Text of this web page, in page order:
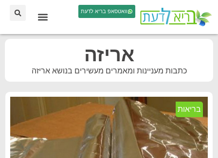
וואטסאפ בריא לדעת
אריזה
כתבות מעניינות ומאמרים מעשירים בנושא אריזה
בריאות